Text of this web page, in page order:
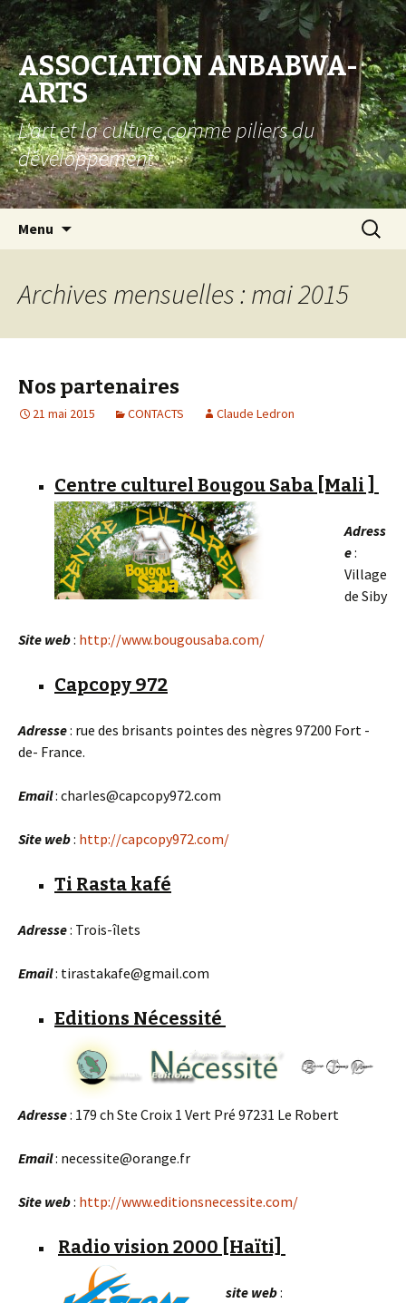
ASSOCIATION ANBABWA-
ARTS
L'art et la culture comme piliers du
développement
Menu
Archives mensuelles : mai 2015
Nos partenaires
21 mai 2015 CONTACTS Claude Ledron
Centre culturel Bougou Saba [Mali ]
Adress
e:
Village
de Siby
Site web: http://www.bougousaba.com/
Capcopy 972
Adresse: rue des brisants pointes des nègres 97200 Fort -
de- France.
Email: charles@capcopy972.com
Site web: http://capcopy972.com/
Ti Rasta kafé
Adresse: Trois-îlets
Email: tirastakafe@gmail.com
Editions Nécessité
Adresse: 179 ch Ste Croix 1 Vert Pré 97231 Le Robert
Email: necessite@orange.fr
Site web: http://www.editionsnecessite.com/
Radio vision 2000 [Haïti]
site web: